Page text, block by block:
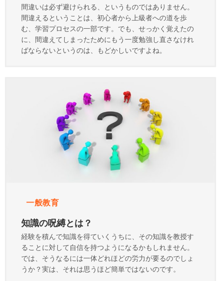
間違いは必ず避けられる、というものではありません。
間違えるということは、初心者から上級者への道を歩
む、学習プロセスの一部です。でも、せっかく覚えたの
に、間違えてしまったためにもう一度勉強し直さなけれ
ばならないというのは、もどかしいですよね。
一般教育
知識の呪縛とは？
経験を積んで知識を得ていくうちに、その知識を教授す
ることに対して自信を持つようになるかもしれません。
では、そうなるには一体どれほどの労力が要るのでしょ
うか？実は、それは思うほど簡単ではないのです。